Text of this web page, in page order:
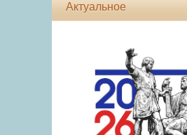
Актуальное